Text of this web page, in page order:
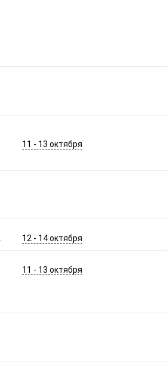
11 - 13 октября
12 - 14 октября
11 - 13 октября